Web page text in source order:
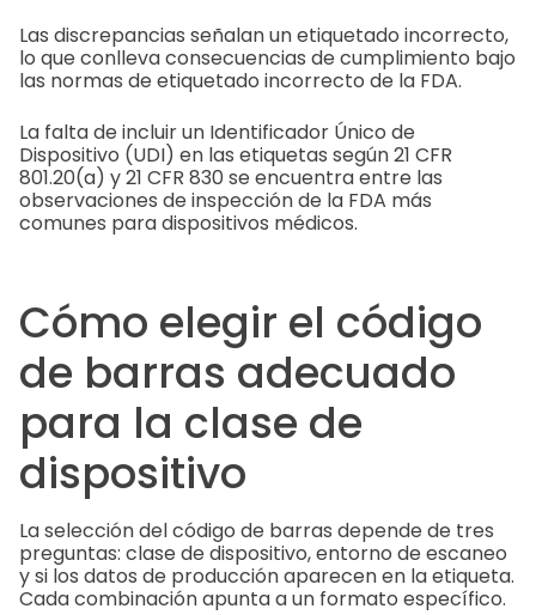
Las discrepancias señalan un etiquetado incorrecto,
lo que conlleva consecuencias de cumplimiento bajo
las normas de etiquetado incorrecto de la FDA.
La falta de incluir un Identificador Único de
Dispositivo (UDI) en las etiquetas según 21 CFR
801.20(a) y 21 CFR 830 se encuentra entre las
observaciones de inspección de la FDA más
comunes para dispositivos médicos.
Cómo elegir el código
de barras adecuado
para la clase de
dispositivo
La selección del código de barras depende de tres
preguntas: clase de dispositivo, entorno de escaneo
y si los datos de producción aparecen en la etiqueta.
Cada combinación apunta a un formato específico.